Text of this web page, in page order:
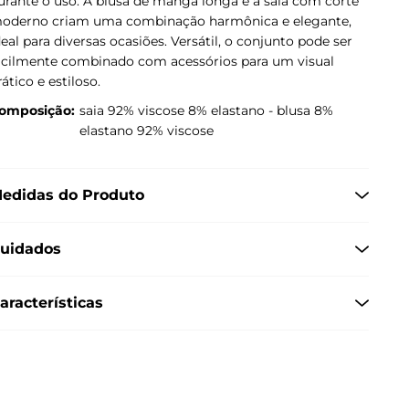
criam uma combinação harmônica e elegante,
para diversas ocasiões. Versátil, o conjunto pode ser
combinado com acessórios para um visual
e estiloso.
saia 92% viscose 8% elastano - blusa 8%
elastano 92% viscose
do Produto